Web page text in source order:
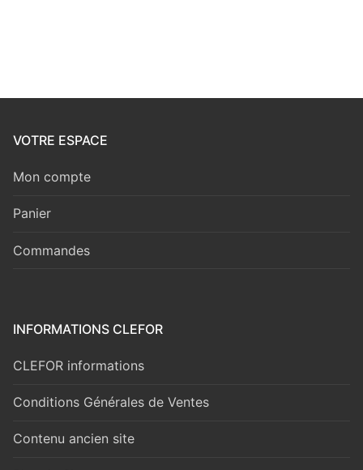
VOTRE ESPACE
Mon compte
Panier
Commandes
INFORMATIONS CLEFOR
CLEFOR informations
Conditions Générales de Ventes
Contenu ancien site